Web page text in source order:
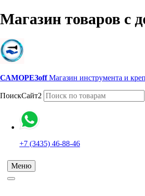
Магазин товаров с
САМОРЕЗoff Магазин инструмента и
ПоискСайт2
+7 (3435) 46-88-46
Меню